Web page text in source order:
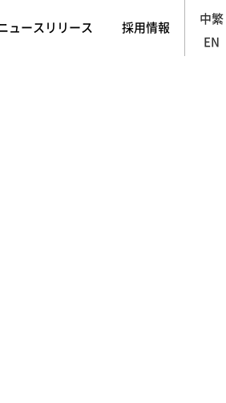
ュースリリース 採用情報
中繁
EN